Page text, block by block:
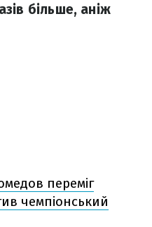
більше, аніж
переміг
чемпіонський